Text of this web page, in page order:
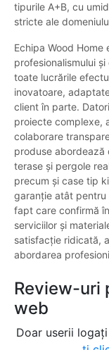
tipurile A+B, cu
stricte ale
Echipa Wood
profesionalismului
toate lucrările
inovatoare,
client în parte.
proiecte complexe,
colaborare
produse abordează
terase și pergole
precum și case tip
garanție atât pentru
fapt care confirmă
serviciilor și
satisfacție ridicată,
abordarea
Review-uri
web
Doar userii